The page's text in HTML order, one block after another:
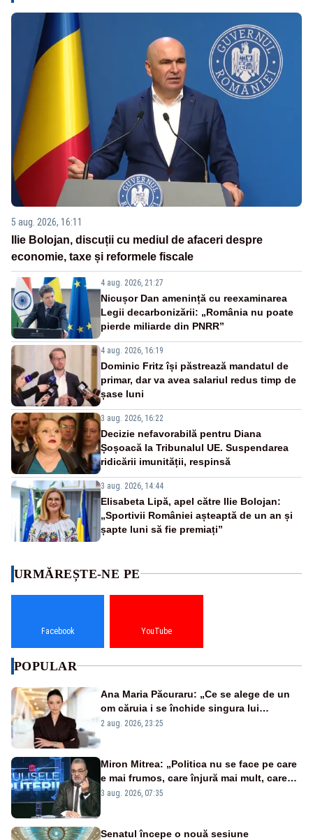
5 aug. 2026, 16:11
Ilie Bolojan, discuții cu mediul de afaceri despre
economie, taxe și reformele fiscale
4 aug. 2026, 21:27
Nicușor Dan amenință cu reexaminarea
Legii decarbonizării: „România nu poate
pierde miliarde din PNRR”
4 aug. 2026, 16:19
Dominic Fritz își păstrează mandatul de
primar, dar va avea salariul redus timp de
șase luni
3 aug. 2026, 16:22
Decizie nefavorabilă pentru Diana
Șoșoacă la Tribunalul UE. Suspendarea
ridicării imunității, respinsă
3 aug. 2026, 14:44
Elisabeta Lipă, apel către Ilie Bolojan:
„Sportivii României așteaptă de un an și
șapte luni să fie premiați”
URMĂREȘTE-NE PE
Facebook YouTube
POPULAR
Ana Maria Păcuraru: „Ce se alege de un
om căruia i se închide singura lui
portiță?”
2 aug. 2026, 23:25
Miron Mitrea: „Politica nu se face pe care
e mai frumos, care înjură mai mult, care
țipă mai tare, ci pe proiecte”
3 aug. 2026, 07:35
Senatul începe o nouă sesiune